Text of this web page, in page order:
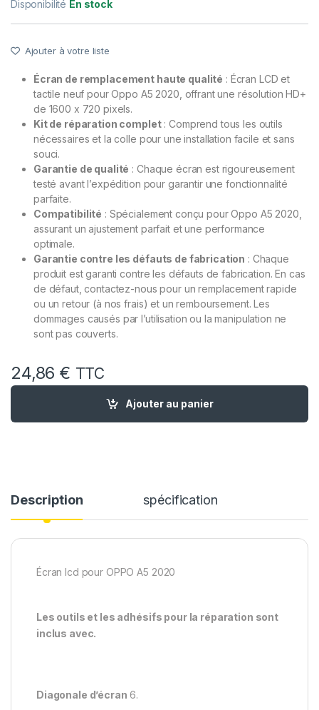
Disponibilité En stock
Ajouter à votre liste
Écran de remplacement haute qualité : Écran LCD et
tactile neuf pour Oppo A5 2020, offrant une résolution HD+
de 1600 x 720 pixels.
Kit de réparation complet: Comprend tous les outils
nécessaires et la colle pour une installation facile et sans
souci.
Garantie de qualité : Chaque écran est rigoureusement
testé avant l’expédition pour garantir une fonctionnalité
parfaite.
Compatibilité : Spécialement conçu pour Oppo A5 2020,
assurant un ajustement parfait et une performance
optimale.
Garantie contre les défauts de fabrication : Chaque
produit est garanti contre les défauts de fabrication. En cas
de défaut, contactez-nous pour un remplacement rapide
ou un retour (à nos frais) et un remboursement. Les
dommages causés par l’utilisation ou la manipulation ne
sont pas couverts.
24,86 € TTC
quantité de Ecran LCD Remplacement pour OPPO A5 2020 +
Ajouter au panier
Description spécification
Écran lcd pour OPPO A5 2020
Les outils et les adhésifs pour la réparation sont
inclus avec.
Diagonale d’écran 6.